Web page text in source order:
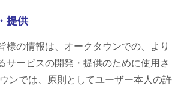
提供
様の情報は、オークタウンでの、より
サービスの開発・提供のために使用さ
ンでは、原則としてユーザー本人の許